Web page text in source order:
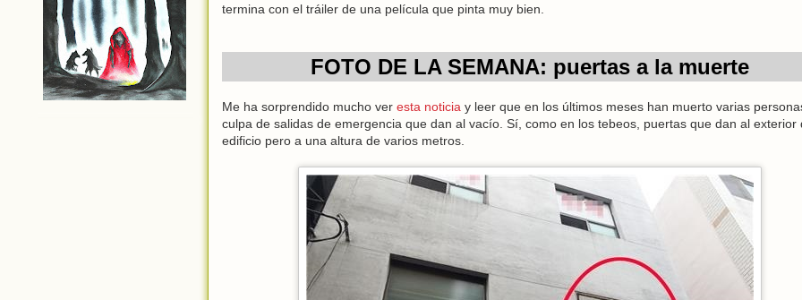
termina con el tráiler de una película que pinta muy bien.
FOTO DE LA SEMANA: puertas a la muerte
Me ha sorprendido mucho ver esta noticia y leer que en los últimos meses han muerto varias
culpa de salidas de emergencia que dan al vacío. Sí, como en los tebeos, puertas que dan al exterior
edificio pero a una altura de varios metros.